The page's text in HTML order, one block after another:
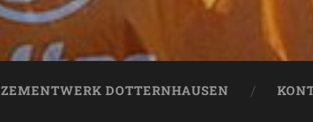
ZEMENTWERK DOTTERNHAUSEN